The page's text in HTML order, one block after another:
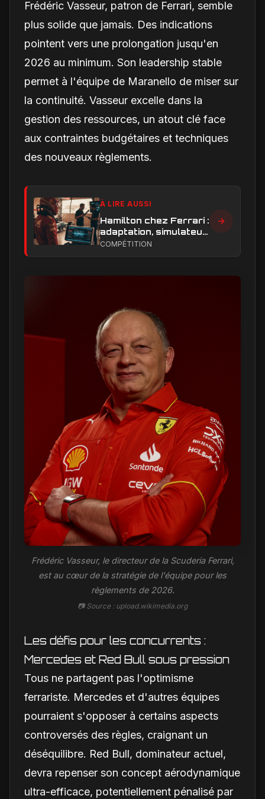
Frédéric Vasseur, patron de Ferrari, semble
plus solide que jamais. Des indications
pointent vers une prolongation jusqu'en
2026 au minimum. Son leadership stable
permet à l'équipe de Maranello de miser sur
la continuité. Vasseur excelle dans la
gestion des ressources, un atout clé face
aux contraintes budgétaires et techniques
des nouveaux règlements.
À LIRE AUSSI
Hamilton chez Ferrari :
adaptation, simulateur
et critiques, ce qui
COMPÉTITION
Frédéric Vasseur, le directeur de la Scuderia Ferrari,
est au cœur de la stratégie de l'équipe pour les
règlements de 2026.
📷 Source : upload.wikimedia.org
Les défis pour les concurrents :
Mercedes et Red Bull sous pression
Tous ne partagent pas l'optimisme
ferrariste. Mercedes et d'autres équipes
pourraient s'opposer à certains aspects
controversés des règles, craignant un
déséquilibre. Red Bull, dominateur actuel,
devra repenser son concept aérodynamique
ultra-efficace, potentiellement pénalisé par